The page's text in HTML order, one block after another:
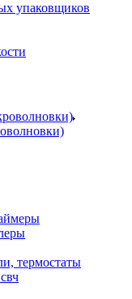
упаковщиков
термостаты